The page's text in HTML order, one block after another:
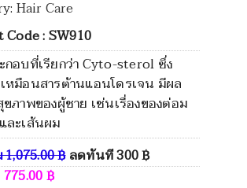
Hair Care
: SW910
กอบที่เรียกว่า Cyto-sterol ซึ่ง
หมือนสารต้านแอนโดรเจน มีผล
ขภาพของผู้ชาย เช่นเรื่องของต่อม
ละเส้นผม
1,075.00฿ลดทันที300฿
775.00฿